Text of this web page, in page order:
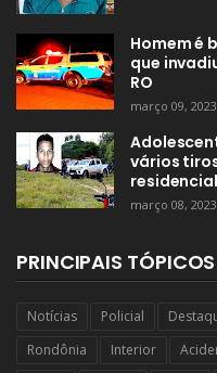
Homem é
que
RO
março 09, 2023
vários
março 08, 2023
PRINCIPAIS TÓPICOS
Notícias Policial
Rondônia
Interior